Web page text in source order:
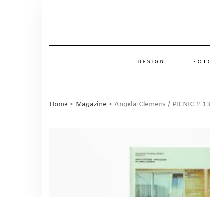
DESIGN
Home Magazine Angela Clemens / PICNIC #